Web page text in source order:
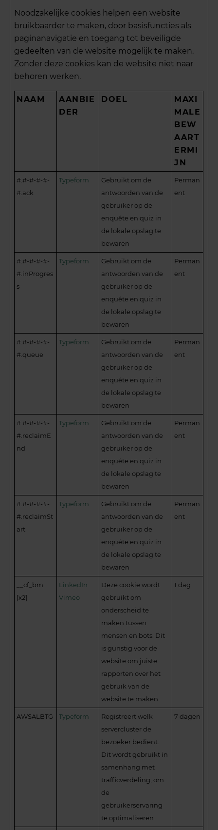
Noodzakelijke cookies helpen een website
bruikbaarder te maken, door basisfuncties als
paginanavigatie en toegang tot beveiligde
gedeelten van de website mogelijk te maken.
Zonder deze cookies kan de website niet naar
behoren werken.
NAAM
AANBIE
DER
DOEL
MAXI
MALE
BEW
AART
ERMI
JN
#.#-#-#-#-
#.ack
Typeform
Gebruikt om de
antwoorden van de
gebruiker op de
enquête en quiz in
de lokale opslag te
bewaren
Perman
ent
#.#-#-#-#-
#.inProgres
s
Typeform
Gebruikt om de
antwoorden van de
gebruiker op de
enquête en quiz in
de lokale opslag te
bewaren
Perman
ent
#.#-#-#-#-
#.queue
Typeform
Gebruikt om de
antwoorden van de
gebruiker op de
enquête en quiz in
de lokale opslag te
bewaren
Perman
ent
#.#-#-#-#-
#.reclaimE
nd
Typeform
Gebruikt om de
antwoorden van de
gebruiker op de
enquête en quiz in
de lokale opslag te
bewaren
Perman
ent
#.#-#-#-#-
#.reclaimSt
art
Typeform
Gebruikt om de
antwoorden van de
gebruiker op de
enquête en quiz in
de lokale opslag te
bewaren
Perman
ent
__cf_bm
[x2]
LinkedIn
Vimeo
Deze cookie wordt
gebruikt om
onderscheid te
maken tussen
mensen en bots. Dit
is gunstig voor de
website om juiste
rapporten over het
gebruik van de
website te maken.
1 dag
AWSALBTG Typeform
Registreert welk
servercluster de
bezoeker bedient.
Dit wordt gebruikt in
samenhang met
trafficverdeling, om
de
gebruikerservaring
te optimaliseren.
7 dagen